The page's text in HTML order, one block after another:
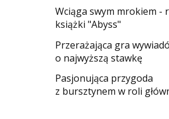
Wciąga swym mrokiem -
książki "Abyss"
​Przerażająca gra
o najwyższą stawkę
Pasjonująca przygoda
z bursztynem w roli